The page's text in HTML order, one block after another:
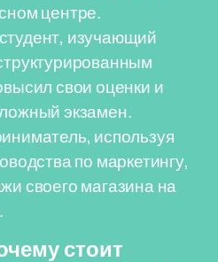
центре.
студент, изучающий
свои оценки и
экзамен.
используя
по маркетингу,
своего магазина на
стоит